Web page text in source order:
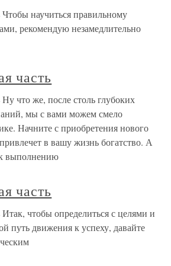
Чтобы научиться правильному
рекомендую незамедлительно
часть
Ну что же, после столь глубоких
мы с вами можем смело
Начните с приобретения нового
в вашу жизнь богатство. А
выполнению
часть
Итак, чтобы определиться с целями и
путь движения к успеху, давайте